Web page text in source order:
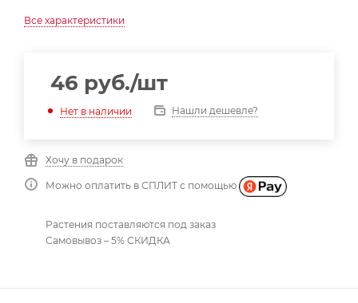
Все характеристики
46 руб./шт
Нет в наличии Нашли дешевле?
Хочу в подарок
Можно оплатить в СПЛИТ с помощью
Растения поставляются под заказ
Самовывоз – 5% СКИДКА